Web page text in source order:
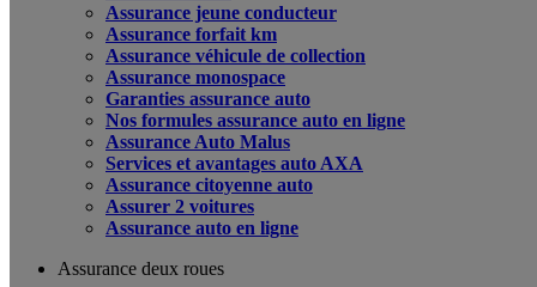
Assurance jeune conducteur
Assurance forfait km
Assurance véhicule de collection
Assurance monospace
Garanties assurance auto
Nos formules assurance auto en ligne
Assurance Auto Malus
Services et avantages auto AXA
Assurance citoyenne auto
Assurer 2 voitures
Assurance auto en ligne
Assurance deux roues